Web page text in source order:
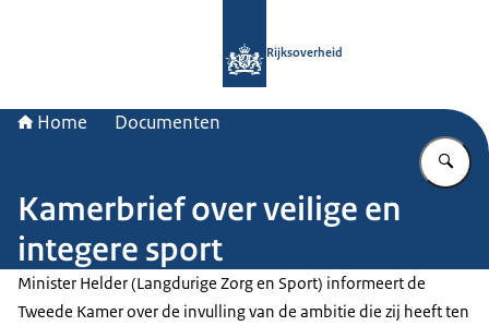
Rijksoverheid
Home Documenten
Kamerbrief over veilige en
integere sport
Minister Helder (Langdurige Zorg en Sport) informeert de
Tweede Kamer over de invulling van de ambitie die zij heeft ten